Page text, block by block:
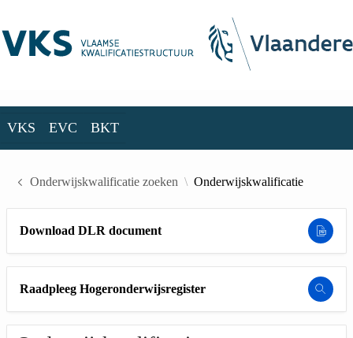
VKS EVC BKT
Onderwijskwalificatie zoeken Onderwijskwalificatie
Download DLR document
Raadpleeg Hogeronderwijsregister